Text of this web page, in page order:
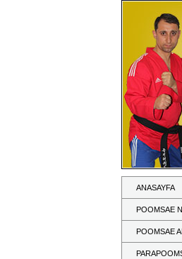
ANASAYFA
POOMSAE
POOMSAE